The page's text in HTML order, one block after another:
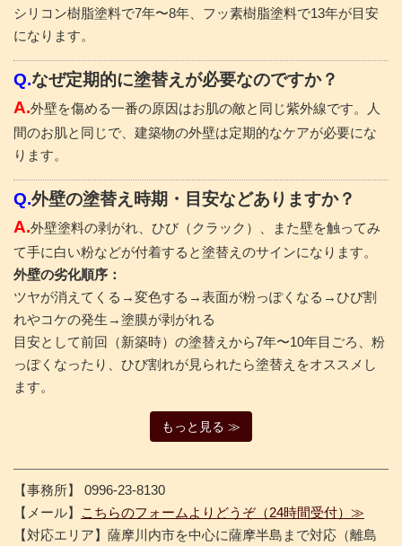
シリコン樹脂塗料で7年〜8年、フッ素樹脂塗料で13年が目安
になります。
Q.なぜ定期的に塗替えが必要なのですか？
A.外壁を傷める一番の原因はお肌の敵と同じ紫外線です。人
間のお肌と同じで、建築物の外壁は定期的なケアが必要にな
ります。
Q.外壁の塗替え時期・目安などありますか？
A.外壁塗料の剥がれ、ひび（クラック）、また壁を触ってみ
て手に白い粉などが付着すると塗替えのサインになります。
外壁の劣化順序：
ツヤが消えてくる→変色する→表面が粉っぽくなる→ひび割
れやコケの発生→塗膜が剥がれる
目安として前回（新築時）の塗替えから7年〜10年目ごろ、粉
っぽくなったり、ひび割れが見られたら塗替えをオススメし
ます。
もっと見る ≫
【事務所】 0996-23-8130
【メール】
こちらのフォームよりどうぞ（24時間受付）≫
【対応エリア】薩摩川内市を中心に薩摩半島まで対応（離島